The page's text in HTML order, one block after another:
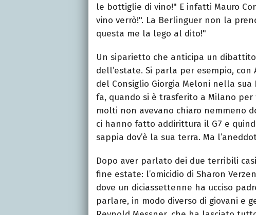
le bottiglie di vino!" E infatti Mauro
vino verrò!". La Berlinguer non la
questa me la lego al dito!"
Un siparietto che anticipa un
dell’estate. Si parla per esempio,
del Consiglio Giorgia Meloni nella
fa, quando si è trasferito a Milano
molti non avevano chiaro nemmeno
ci hanno fatto addirittura il G7 e
sappia dov’è la sua terra. Ma
Dopo aver parlato dei due terribili
fine estate: l’omicidio di Sharon
dove un diciassettenne ha ucciso
parlare, in modo diverso di giovani e